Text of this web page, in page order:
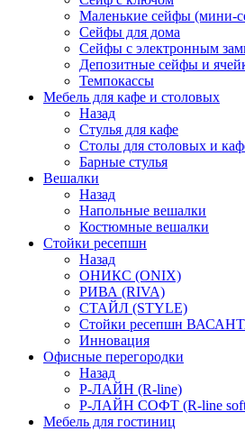
Маленькие сейфы (мини-
Сейфы для дома
Сейфы с электронным
Депозитные сейфы и
Темпокассы
Мебель для кафе и столовых
Назад
Стулья для кафе
Столы для столовых и
Барные стулья
Вешалки
Назад
Напольные вешалки
Костюмные вешалки
Стойки ресепшн
Назад
ОНИКС (ONIX)
РИВА (RIVA)
СТАЙЛ (STYLE)
Стойки ресепшн
Инновация
Офисные перегородки
Назад
Р-ЛАЙН (R-line)
Р-ЛАЙН СОФТ (R-line
Мебель для гостиниц